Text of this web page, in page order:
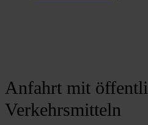
Anfahrt mit
Verkehrsmitteln